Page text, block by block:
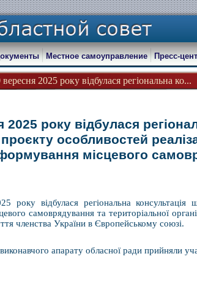
вересня 2025 року відбулася регіональна ко...
Местное самоуправление Пресс-
2025 року відбулася
особливостей
місцевого
року відбулася регіональна консультація
самоврядування та територіальної
членства України в Європейському союзі.
апарату обласної ради прийняли